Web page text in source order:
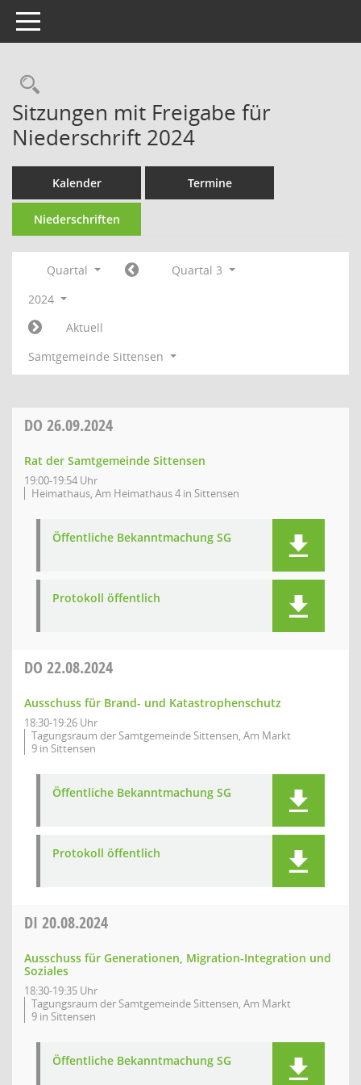
Toggle navigation
Rechercheauswahl
Sitzungen mit Freigabe für
Niederschrift 2024
Kalender Termine
Niederschriften
Quartal
Quartal 3
2024
Aktuell
Samtgemeinde Sittensen
DO 26.09.2024
Rat der Samtgemeinde Sittensen
19:00-19:54 Uhr
Heimathaus, Am Heimathaus 4 in Sittensen
Öffentliche Bekanntmachung SG
Protokoll öffentlich
DO 22.08.2024
Ausschuss für Brand- und Katastrophenschutz
18:30-19:26 Uhr
Tagungsraum der Samtgemeinde Sittensen, Am Markt
9 in Sittensen
Öffentliche Bekanntmachung SG
Protokoll öffentlich
DI 20.08.2024
Ausschuss für Generationen, Migration-Integration und
Soziales
18:30-19:35 Uhr
Tagungsraum der Samtgemeinde Sittensen, Am Markt
9 in Sittensen
Öffentliche Bekanntmachung SG